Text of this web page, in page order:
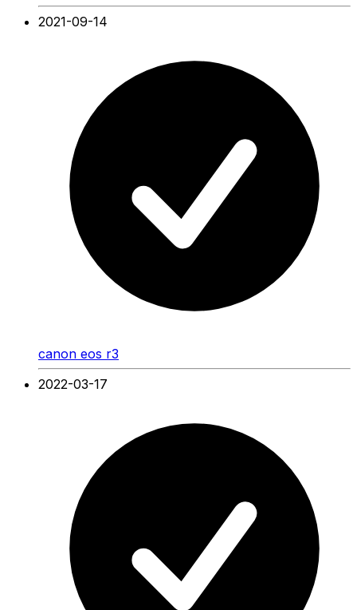
2021-09-14
canon eos r3
2022-03-17